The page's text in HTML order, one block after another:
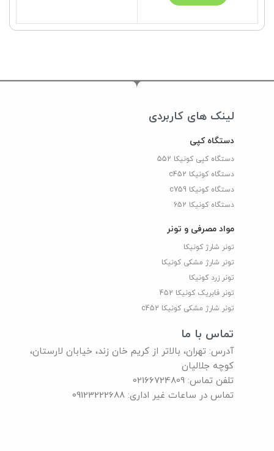
لینک های کاربردی
دستگاه کپی
دستگاه کپی کونیکا 552
دستگاه کونیکا c452
دستگاه کونیکا c759
دستگاه کونیکا 652
مواد مصرفی و تونر
تونر شارژ کونیکا
تونر شارژ مشکی کونیکا
تونر زرد کونیکا
تونر فابریک کونیکا 452
تونر شارژ مشکی کونیکا c452
تماس با ما
آدرس: تهران، بالاتر از کریم خان زند، خیابان لارستان،
کوچه جلالیان
تلفن تماس: 02166724809
تماس در ساعات غیر اداری: 09123222688